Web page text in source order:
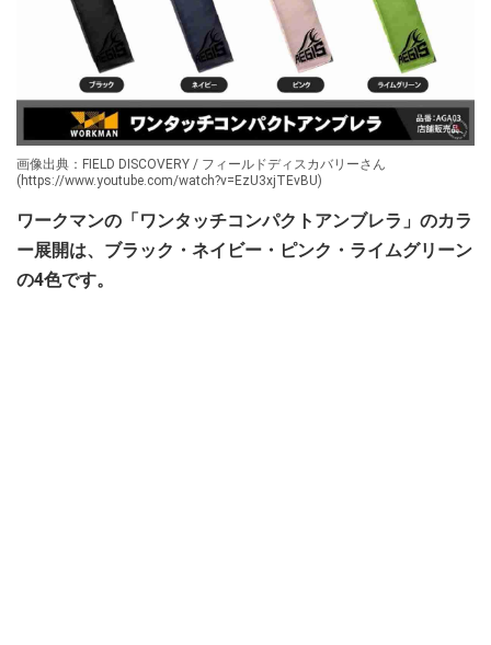
画像出典：FIELD DISCOVERY / フィールドディスカバリーさん
(https://www.youtube.com/watch?v=EzU3xjTEvBU)
ワークマンの「ワンタッチコンパクトアンブレラ」のカラ
ー展開は、ブラック・ネイビー・ピンク・ライムグリーン
の4色です。